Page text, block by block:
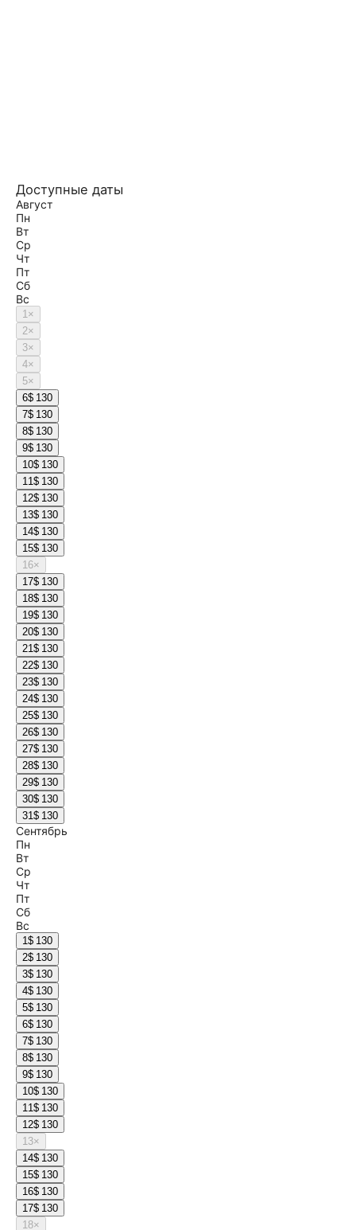
Доступные даты
Август
Пн
Вт
Ср
Чт
Пт
Сб
Вс
1×
2×
3×
4×
5×
6$ 130
7$ 130
8$ 130
9$ 130
10$ 130
11$ 130
12$ 130
13$ 130
14$ 130
15$ 130
16×
17$ 130
18$ 130
19$ 130
20$ 130
21$ 130
22$ 130
23$ 130
24$ 130
25$ 130
26$ 130
27$ 130
28$ 130
29$ 130
30$ 130
31$ 130
Сентябрь
Пн
Вт
Ср
Чт
Пт
Сб
Вс
1$ 130
2$ 130
3$ 130
4$ 130
5$ 130
6$ 130
7$ 130
8$ 130
9$ 130
10$ 130
11$ 130
12$ 130
13×
14$ 130
15$ 130
16$ 130
17$ 130
18×